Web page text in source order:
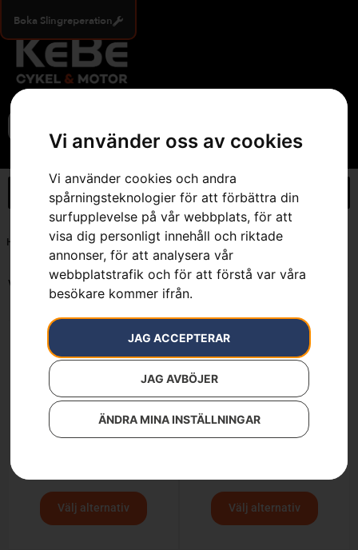
Vi använder oss av cookies
Vi använder cookies och andra
spårningsteknologier för att förbättra din
surfupplevelse på vår webbplats, för att
visa dig personligt innehåll och riktade
annonser, för att analysera vår
webbplatstrafik och för att förstå var våra
besökare kommer ifrån.
JAG ACCEPTERAR
JAG AVBÖJER
ÄNDRA MINA INSTÄLLNINGAR
Boka Slingreperation
Hem 10 liter
Visar alla 3 resultat
Husqvarna XP®
Välj alternativ
Sågkedjeolja X-GUARD
Välj alternativ